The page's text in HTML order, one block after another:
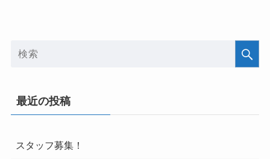
最近の投稿
スタッフ募集！